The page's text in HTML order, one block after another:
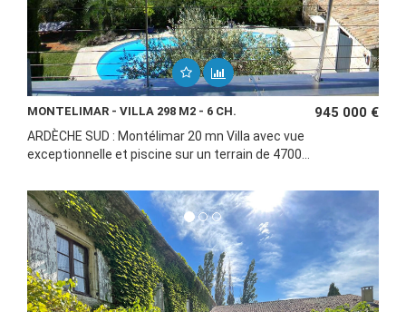
MONTELIMAR - VILLA 298 M2 - 6 CH. 945 000 €
ARDÈCHE SUD : Montélimar 20 mn Villa avec vue
exceptionnelle et piscine sur un terrain de 4700...